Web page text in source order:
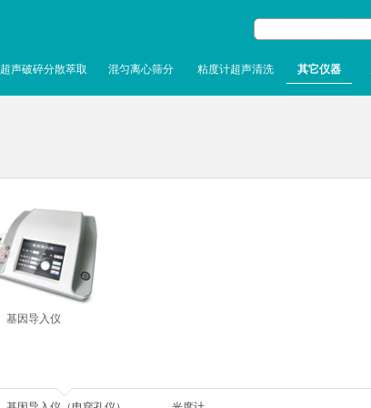
超声破碎分散萃取 混匀离心筛分 粘度计超声清洗 其它仪器
基因导入仪